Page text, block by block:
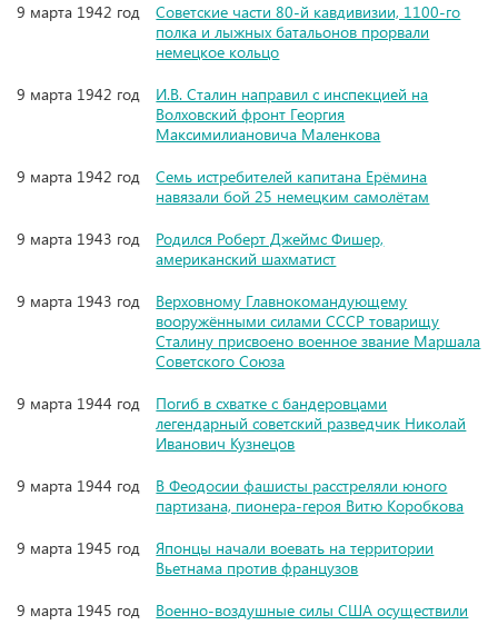
9 марта 1942 год
Советские части 80-й кавдивизии, 1100-го
полка и лыжных батальонов прорвали
немецкое кольцо
9 марта 1942 год
И.В. Сталин направил с инспекцией на
Волховский фронт Георгия
Максимилиановича Маленкова
9 марта 1942 год
Семь истребителей капитана Ерёмина
навязали бой 25 немецким самолётам
9 марта 1943 год
Родился Роберт Джеймс Фишер,
американский шахматист
9 марта 1943 год
Верховному Главнокомандующему
вооружёнными силами СССР товарищу
Сталину присвоено военное звание Маршала
Советского Союза
9 марта 1944 год
Погиб в схватке с бандеровцами
легендарный советский разведчик Николай
Иванович Кузнецов
9 марта 1944 год
В Феодосии фашисты расстреляли юного
партизана, пионера-героя Витю Коробкова
9 марта 1945 год
Японцы начали воевать на территории
Вьетнама против французов
9 марта 1945 год
Военно-воздушные силы США осуществили